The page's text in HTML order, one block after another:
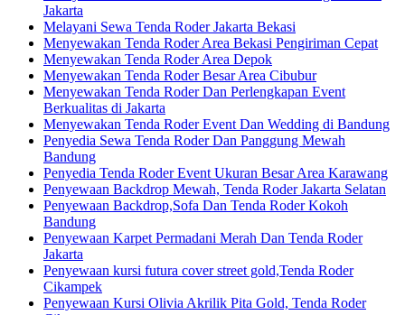
Jakarta
Melayani Sewa Tenda Roder Jakarta Bekasi
Menyewakan Tenda Roder Area Bekasi Pengiriman Cepat
Menyewakan Tenda Roder Area Depok
Menyewakan Tenda Roder Besar Area Cibubur
Menyewakan Tenda Roder Dan Perlengkapan Event
Berkualitas di Jakarta
Menyewakan Tenda Roder Event Dan Wedding di Bandung
Penyedia Sewa Tenda Roder Dan Panggung Mewah
Bandung
Penyedia Tenda Roder Event Ukuran Besar Area Karawang
Penyewaan Backdrop Mewah, Tenda Roder Jakarta Selatan
Penyewaan Backdrop,Sofa Dan Tenda Roder Kokoh
Bandung
Penyewaan Karpet Permadani Merah Dan Tenda Roder
Jakarta
Penyewaan kursi futura cover street gold,Tenda Roder
Cikampek
Penyewaan Kursi Olivia Akrilik Pita Gold, Tenda Roder